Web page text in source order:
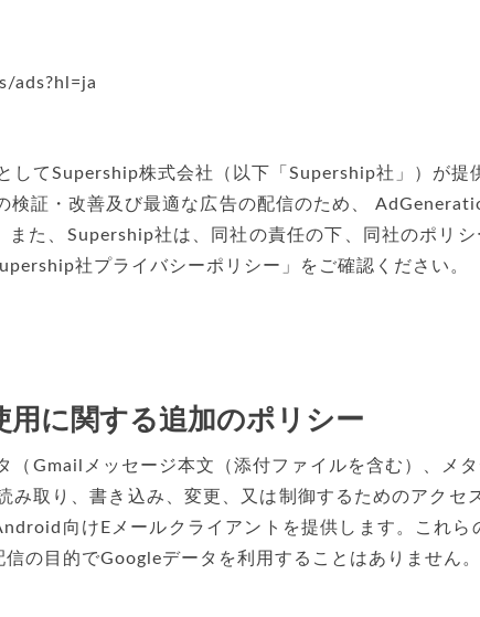
ads?hl=ja
してSupership株式会社（以下「Supership社」）が
検証・改善及び最適な広告の配信のため、
また、Supership社は、同社の責任の下、同社のポリ
社プライバシーポリシー」をご確認ください。
に関する追加のポリシー
（Gmailメッセージ本文（添付ファイルを含む）、メ
取り、書き込み、変更、又は制御するためのアクセ
向けEメールクライアントを提供します。これら
の目的でGoogleデータを利用することはありません。